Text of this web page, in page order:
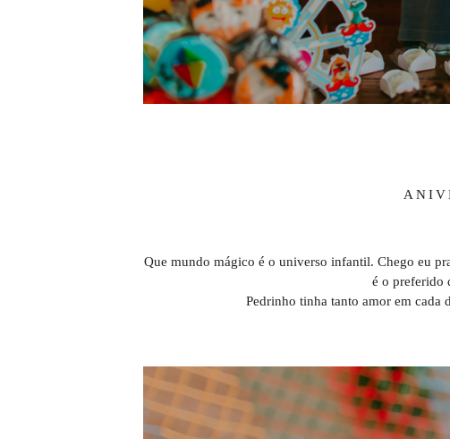
Que mundo mágico é o universo infantil. Chego eu
é o preferido
Pedrinho tinha tanto amor em cada